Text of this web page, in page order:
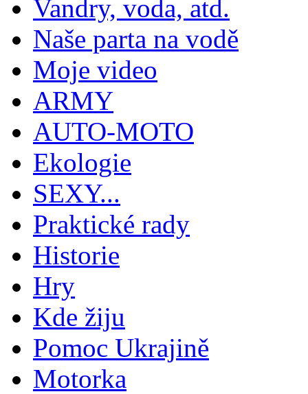
Vandry, voda, atd.
Naše parta na vodě
Moje video
ARMY
AUTO-MOTO
Ekologie
SEXY...
Praktické rady
Historie
Hry
Kde žiju
Pomoc Ukrajině
Motorka